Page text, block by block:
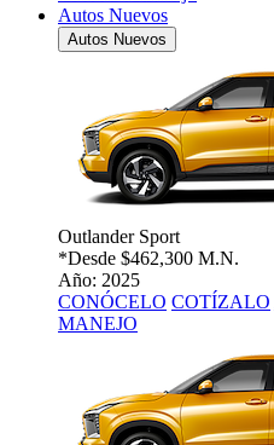
Autos Nuevos
Autos Nuevos
Outlander Sport
*Desde $462,300 M.N.
Año: 2025
CONÓCELO COTÍZALO
MANEJO